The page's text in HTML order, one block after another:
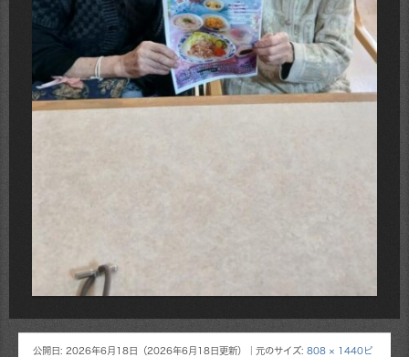
公開日: 2026年6月18日 （2026年6月18日更新） ｜元のサイズ: 808 × 1440ピ